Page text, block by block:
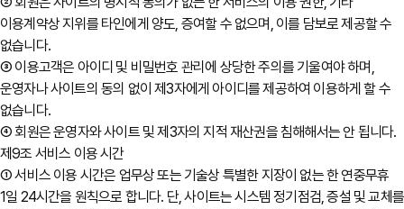
이용계약상 지위를 타인에게 양도, 증여할 수 없으며, 이를 담보로 제공할 수
없습니다.
③ 이용고객은 아이디 및 비밀번호 관리에 상당한 주의를 기울여야 하며,
운영자나 사이트의 동의 없이 제3자에게 아이디를 제공하여 이용하게 할 수
없습니다.
④ 회원은 운영자와 사이트 및 제3자의 지적 재산권을 침해해서는 안 됩니다.
제9조 서비스 이용 시간
① 서비스 이용 시간은 업무상 또는 기술상 특별한 지장이 없는 한 연중무휴
1일 24시간을 원칙으로 합니다. 단, 사이트는 시스템 정기점검, 증설 및 교체를